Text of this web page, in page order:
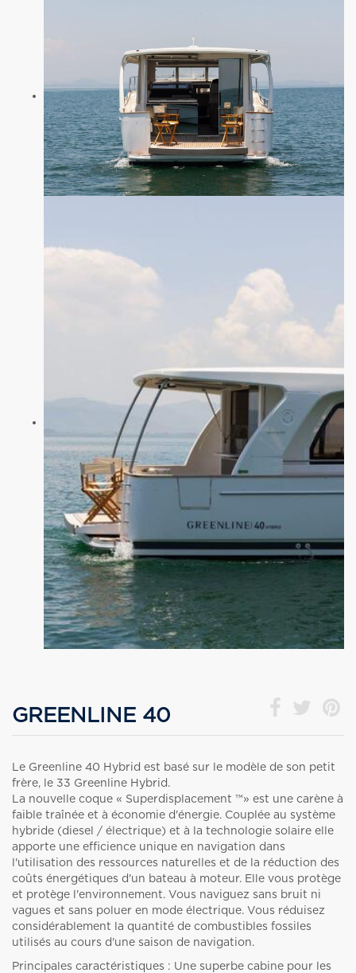
GREENLINE 40
Le Greenline 40 Hybrid est basé sur le modèle de son petit
frère, le 33 Greenline Hybrid.
La nouvelle coque « Superdisplacement ™» est une carène à
faible traînée et à économie d'énergie. Couplée au système
hybride (diesel / électrique) et à la technologie solaire elle
apporte une efficience unique en navigation dans
l'utilisation des ressources naturelles et de la réduction des
coûts énergétiques d'un bateau à moteur. Elle vous protège
et protège l'environnement. Vous naviguez sans bruit ni
vagues et sans poluer en mode électrique. Vous réduisez
considérablement la quantité de combustibles fossiles
utilisés au cours d'une saison de navigation.
Principales caractéristiques : Une superbe cabine pour les